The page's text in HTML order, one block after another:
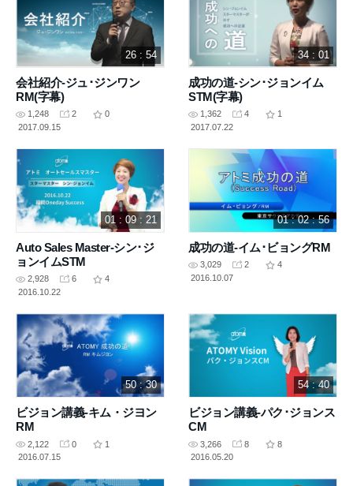
26 : 54
会社紹介-ジュ･ジンワン
RM(字幕)
1,248 2
0
2017.09.15
34 : 01
成功の道-シン･ジョンイム
STM(字幕)
1,362 4
1
2017.07.22
01 : 09 : 21
Auto Sales Master-シン･ジ
ョンイムSTM
2,928 6
4
2016.10.22
01 : 02 : 56
成功の道-イム･ビョングRM
3,029 2
4
2016.10.07
50 : 30
ビジョン講義-キム・ジヨン
RM
2,122 0
1
2016.07.15
54 : 40
ビジョン講義-パク･ジョンス
CM
3,266 8
8
2016.05.20